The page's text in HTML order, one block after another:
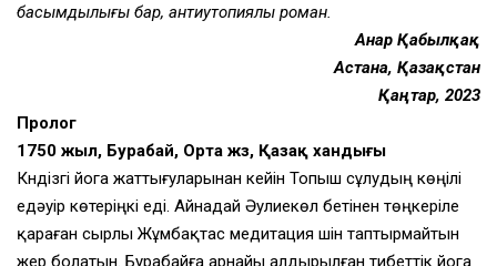
басымдылығы бар, антиутопиялық роман.
Анар Қабылқақ
Астана, Қазақстан
Қаңтар, 2023
Пролог
1750 жыл, Бурабай, Орта жүз, Қазақ хандығы
Күндізгі йога жаттығуларынан кейін Топыш сұлудың көңілі
едәуір көте­ріңкі еді. Айнадай Әулиекөл бетінен төңкеріле
қараған сырлы Жұмбақтас медитация үшін таптырмайтын
жер болатын. Бурабайға арнайы алдырылған тибеттік йога